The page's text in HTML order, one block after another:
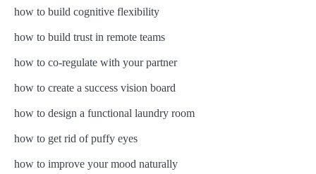
how to build cognitive flexibility
how to build trust in remote teams
how to co-regulate with your partner
how to create a success vision board
how to design a functional laundry room
how to get rid of puffy eyes
how to improve your mood naturally